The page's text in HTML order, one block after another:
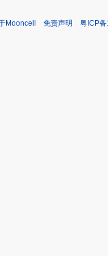
Mooncell 免责声明 粤ICP